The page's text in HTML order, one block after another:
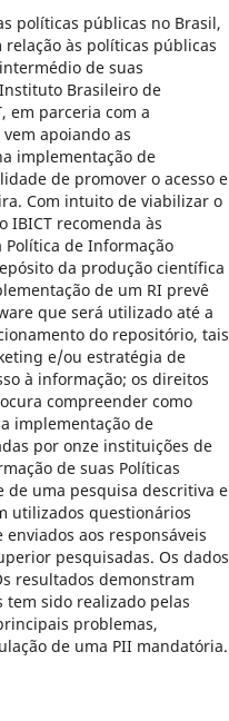
políticas públicas no Brasil,
relação às políticas públicas
de suas
Brasileiro de
em parceria com a
vem apoiando as
implementação de
de promover o acesso e
Com intuito de viabilizar o
IBICT recomenda às
de Informação
da produção científica
de um RI prevê
que será utilizado até a
do repositório, tais
e/ou estratégia de
à informação; os direitos
compreender como
implementação de
por onze instituições de
de suas Políticas
de uma pesquisa descritiva e
utilizados questionários
aos responsáveis
pesquisadas. Os dados
resultados demonstram
tem sido realizado pelas
problemas,
de uma PII mandatória.